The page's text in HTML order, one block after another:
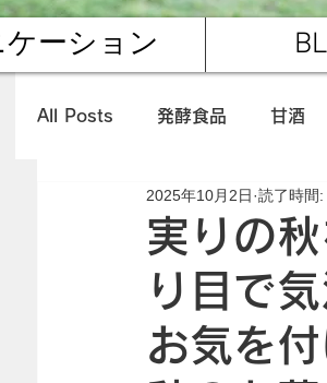
ーション
All Posts 発酵食品 甘酒
有機レモングラス 佐賀県
キヌヤ便
実りの
り目で
お気を
2025年10月2日 読了時間